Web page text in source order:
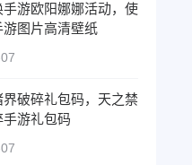
手游欧阳娜娜活动，使
游图片高清壁纸
界破碎礼包码，天之禁
游礼包码